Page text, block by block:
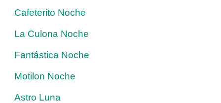
Cafeterito Noche
La Culona Noche
Fantástica Noche
Motilon Noche
Astro Luna